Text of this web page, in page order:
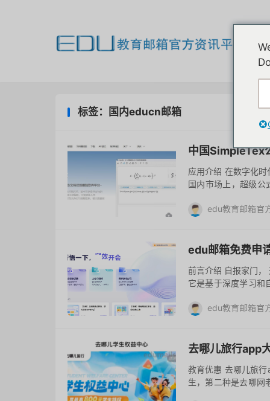
我
标签：国内educn邮箱
中国SimpleTex
应用介绍 在数字化
国内市场上，超级公
edu教育邮箱官
edu邮箱免费申
前言介绍 自报家门，
它是基于深度学习和
简单的语...
edu教育邮箱官
去哪儿旅行app
教育优惠 去哪儿旅
生，第二种是去哪网